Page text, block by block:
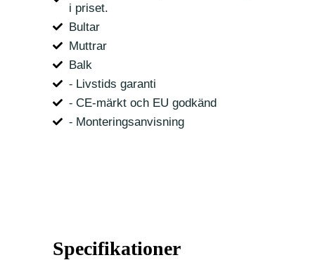
i priset.
Bultar
Muttrar
Balk
⁃ Livstids garanti
⁃ CE-märkt och EU godkänd
⁃ Monteringsanvisning
Specifikationer